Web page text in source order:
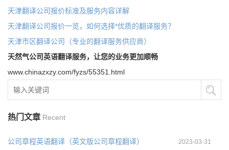
天津翻译公司报价标准及服务内容详解
天津翻译公司报价一览，如何选择*优质的翻译服务？
天津市区翻译公司（专业的翻译服务供应商）
天然气公司英语翻译服务，让您的业务更加顺畅
www.chinazxzy.com/fyzs/55351.html
热门文章 Recent
公司章程英语翻译（英文版公司章程翻译） 2023-03-31